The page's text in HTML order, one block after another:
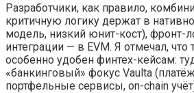
Разработчики, как правило,
критичную логику держат в
модель, низкий юнит-кост), фронт-
интеграции — в EVM. Я отмечал, что
особенно удобен финтех-кейсам:
«банкинговый» фокус Vaulta
портфельные сервисы, on-chain